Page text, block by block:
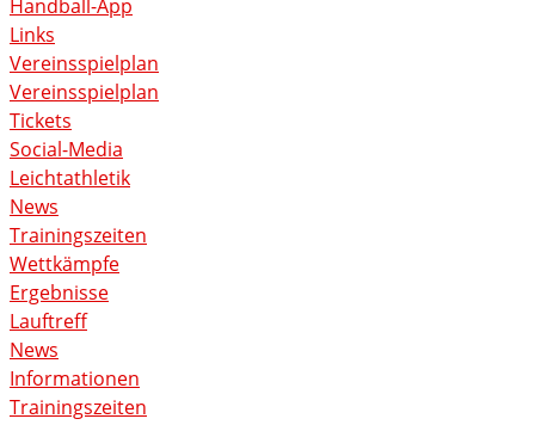
Handball-App
Links
Vereinsspielplan
Vereinsspielplan
Tickets
Social-Media
Leichtathletik
News
Trainingszeiten
Wettkämpfe
Ergebnisse
Lauftreff
News
Informationen
Trainingszeiten